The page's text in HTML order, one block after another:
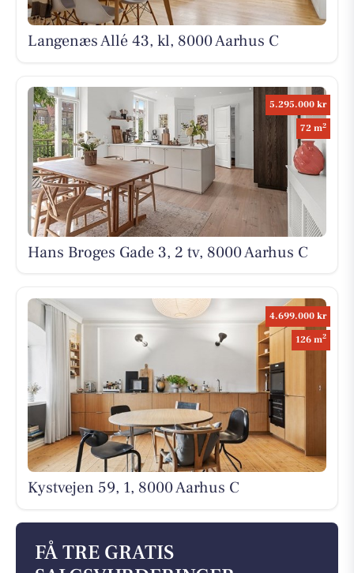
Langenæs Allé 43, kl, 8000 Aarhus C
5.295.000 kr
72 m2
Hans Broges Gade 3, 2 tv, 8000 Aarhus C
4.699.000 kr
126 m2
Kystvejen 59, 1, 8000 Aarhus C
FÅ TRE GRATIS